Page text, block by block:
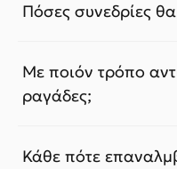
Πόσες συνεδρίες
Με ποιόν τρόπο
ραγάδες;
Κάθε πότε